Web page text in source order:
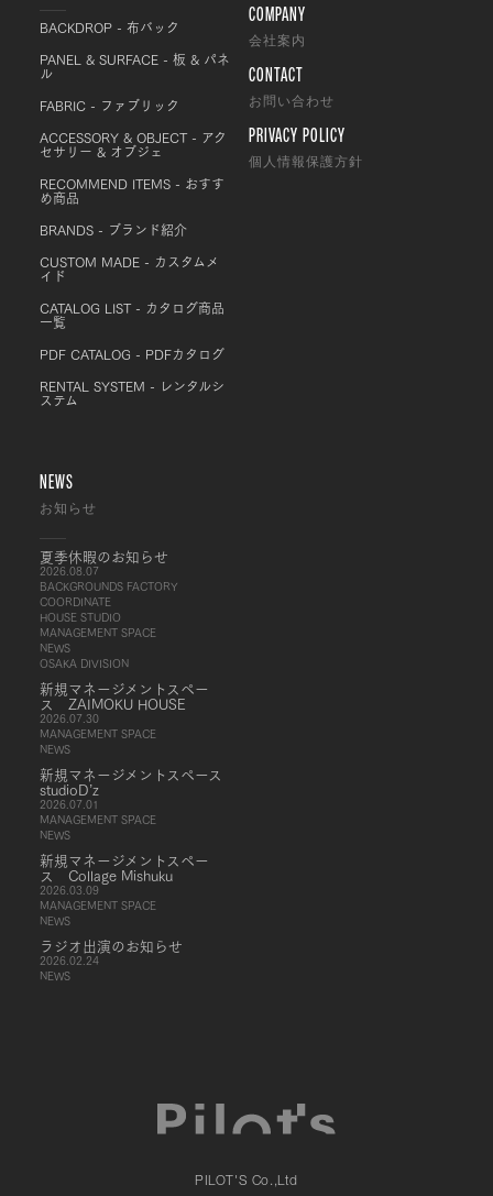
BACKDROP - 布バック
PANEL & SURFACE - 板 & パネ
ル
FABRIC - ファブリック
ACCESSORY & OBJECT - アク
セサリー & オブジェ
RECOMMEND ITEMS - おすす
め商品
BRANDS - ブランド紹介
CUSTOM MADE - カスタムメ
イド
CATALOG LIST - カタログ商品
一覧
PDF CATALOG - PDFカタログ
RENTAL SYSTEM - レンタルシ
ステム
COMPANY
会社案内
CONTACT
お問い合わせ
PRIVACY POLICY
個人情報保護方針
NEWS
お知らせ
夏季休暇のお知らせ
2026.08.07
BACKGROUNDS FACTORY
COORDINATE
HOUSE STUDIO
MANAGEMENT SPACE
NEWS
OSAKA DIVISION
新規マネージメントスペー
ス ZAIMOKU HOUSE
2026.07.30
MANAGEMENT SPACE
NEWS
新規マネージメントスペース
studioD’z
2026.07.01
MANAGEMENT SPACE
NEWS
新規マネージメントスペー
ス Collage Mishuku
2026.03.09
MANAGEMENT SPACE
NEWS
ラジオ出演のお知らせ
2026.02.24
NEWS
PILOT'S Co.,Ltd